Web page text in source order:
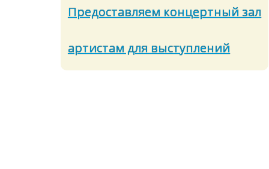
Предоставляем концертный зал
артистам для выступлений